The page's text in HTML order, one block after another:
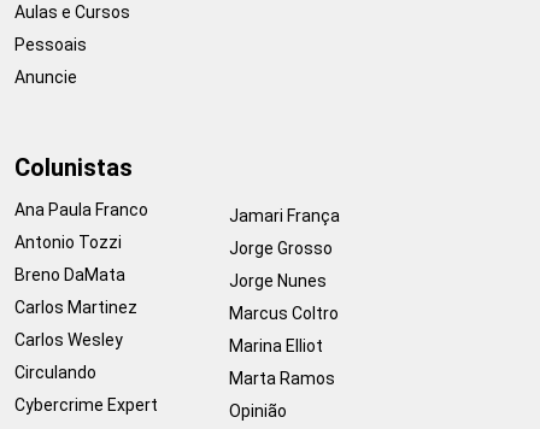
Aulas e Cursos
Pessoais
Anuncie
Colunistas
Ana Paula Franco
Antonio Tozzi
Breno DaMata
Carlos Martinez
Carlos Wesley
Circulando
Cybercrime Expert
Jamari França
Jorge Grosso
Jorge Nunes
Marcus Coltro
Marina Elliot
Marta Ramos
Opinião